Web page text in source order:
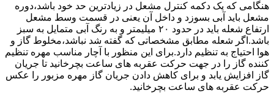
هنگامی که یک دکمه کنترل مشعل در زیادترین حد خود باشد،دوره
مشعل باید آبی بسوزد و داخل آن یعنی در قسمت وسط مشعل
ارتفاع شعله باید در حدود ۲۰ میلیمتر و به رنگ آبی متمایل به سبز
باشد.اگر شعله مطابق مشخصاتی که گفته شد نباشد،مخلوط گاز و
هوا احتیاج به تنظیم دارد.برای این منظور با آچار مناسب مهره تنظیم
کننده گاز را در جهت حرکت عقربه های ساعت بچرخانید تا جریان
گاز افزایش یابد و برای کاهش دادن جریان گاز مهره مزبور را عکس
حرکت عقربه های ساعت بچرخانید.